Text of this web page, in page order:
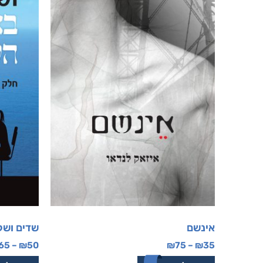
אינשם
₪35
–
₪75
שדים
₪50
–